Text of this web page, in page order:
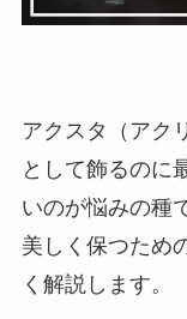
アクスタ（アク
として飾るのに
いのが悩みの種
美しく保つため
く解説します。